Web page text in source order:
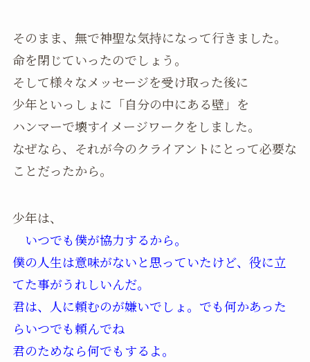
そのまま、無で神聖な気持になって行きました。
命を閉じていったのでしょう。
そして様々なメッセージを受け取った後に
少年といっしょに「自分の中にある壁」を
ハンマーで壊すイメージワークをしました。
なぜなら、それが今のクライアントにとって必要な
ことだったから。
少年は、
いつでも僕が協力するから。
僕の人生は意味がないと思っていたけど、役に立
てた事がうれしいんだ。
君は、人に頼むのが嫌いでしょ。でも何かあった
らいつでも頼んでね
君のためなら何でもするよ。